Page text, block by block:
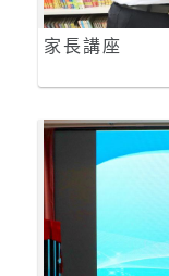
家長講座